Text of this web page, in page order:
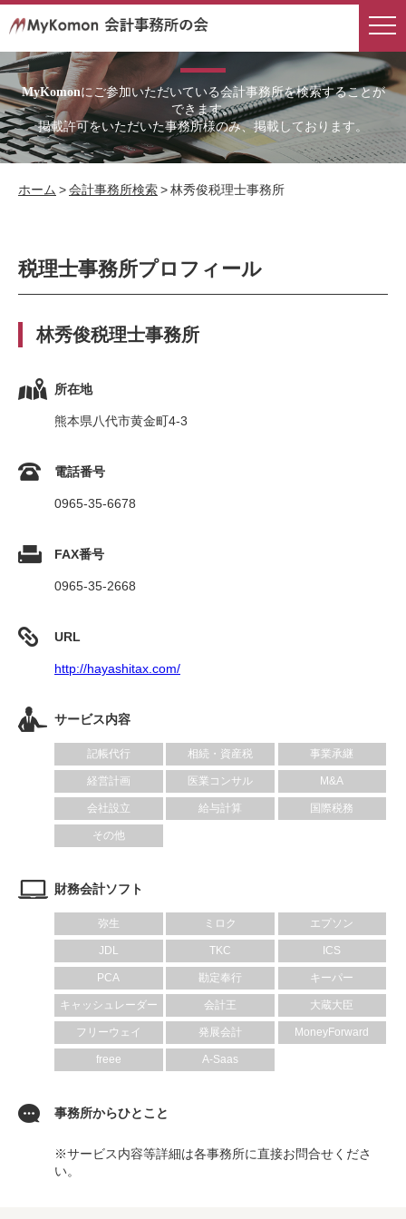
MyKomonにご参加いただいている会計事務所を検索することが
できます。
掲載許可をいただいた事務所様のみ、掲載しております。
ホーム >会計事務所検索>林秀俊税理士事務所
税理士事務所プロフィール
林秀俊税理士事務所
所在地
熊本県八代市黄金町4-3
電話番号
0965-35-6678
FAX番号
0965-35-2668
URL
http://hayashitax.com/
サービス内容
記帳代行 相続・資産税 事業承継
経営計画 医業コンサル M&A
会社設立 給与計算 国際税務
その他
財務会計ソフト
弥生 ミロク エプソン
JDL TKC ICS
PCA 勘定奉行 キーパー
キャッシュレーダー 会計王 大蔵大臣
フリーウェイ 発展会計 MoneyForward
freee A-Saas
事務所からひとこと
※サービス内容等詳細は各事務所に直接お問合せくださ
い。